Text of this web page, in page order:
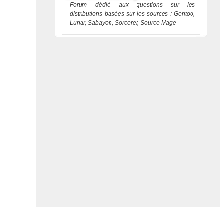
Forum dédié aux questions sur les
distributions basées sur les sources : Gentoo,
Lunar, Sabayon, Sorcerer, Source Mage